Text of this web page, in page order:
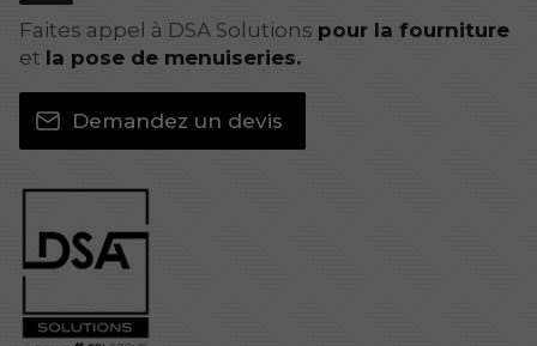
Faites appel à DSA Solutions pour la fourniture
et la pose de menuiseries.
Demandez un devis